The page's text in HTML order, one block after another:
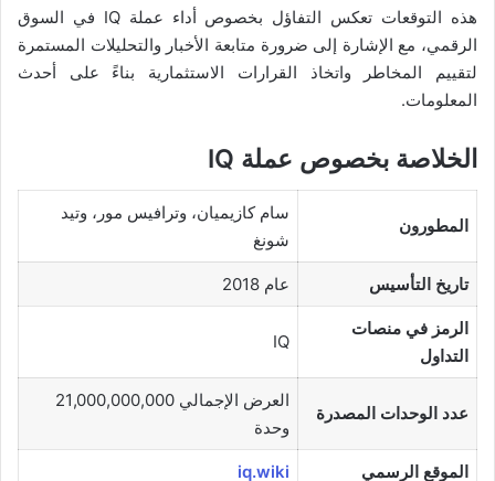
هذه التوقعات تعكس التفاؤل بخصوص أداء عملة IQ في السوق
الرقمي، مع الإشارة إلى ضرورة متابعة الأخبار والتحليلات المستمرة
لتقييم المخاطر واتخاذ القرارات الاستثمارية بناءً على أحدث
المعلومات.
الخلاصة بخصوص عملة IQ
المطورون
سام كازيميان، وترافيس مور، وتيد
شونغ
تاريخ التأسيس عام 2018
الرمز في منصات
التداول
IQ
عدد الوحدات المصدرة
العرض الإجمالي 21,000,000,000
وحدة
الموقع الرسمي iq.wiki